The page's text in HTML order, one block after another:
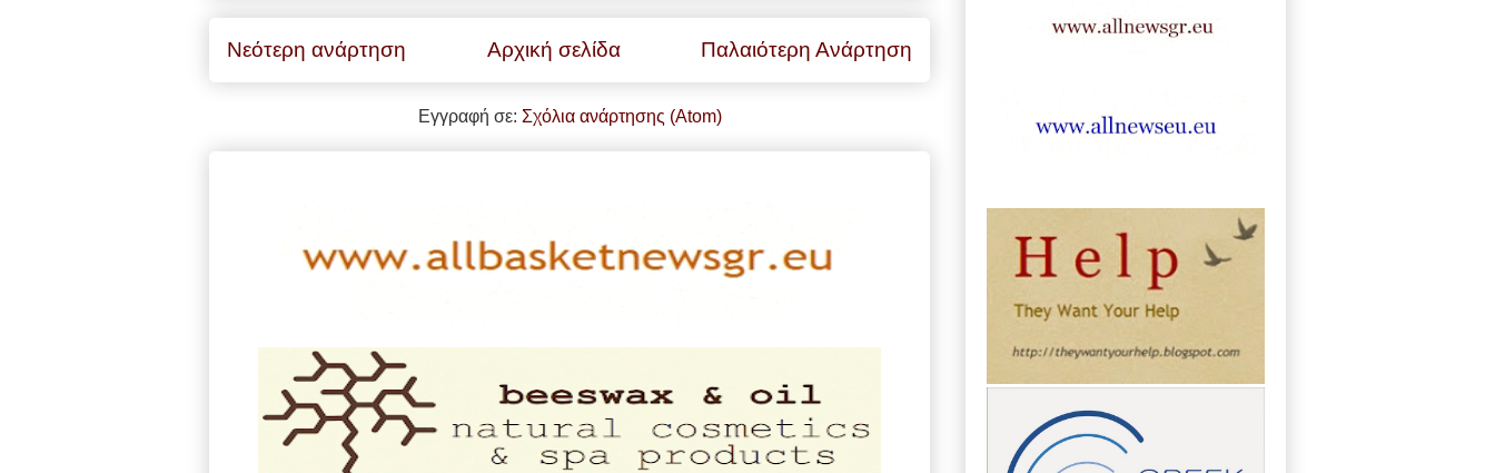
Νεότερη ανάρτηση Παλαιότερη Ανάρτηση
Αρχική σελίδα
Εγγραφή σε: Σχόλια ανάρτησης (Atom)